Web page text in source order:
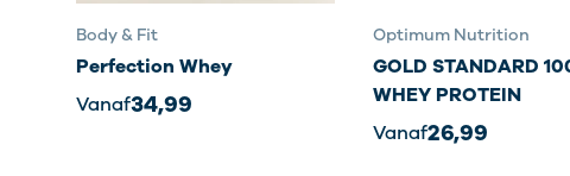
Body & Fit
Perfection Whey
Vanaf34,99
Optimum Nutrition
GOLD STANDARD
WHEY PROTEIN
Vanaf26,99